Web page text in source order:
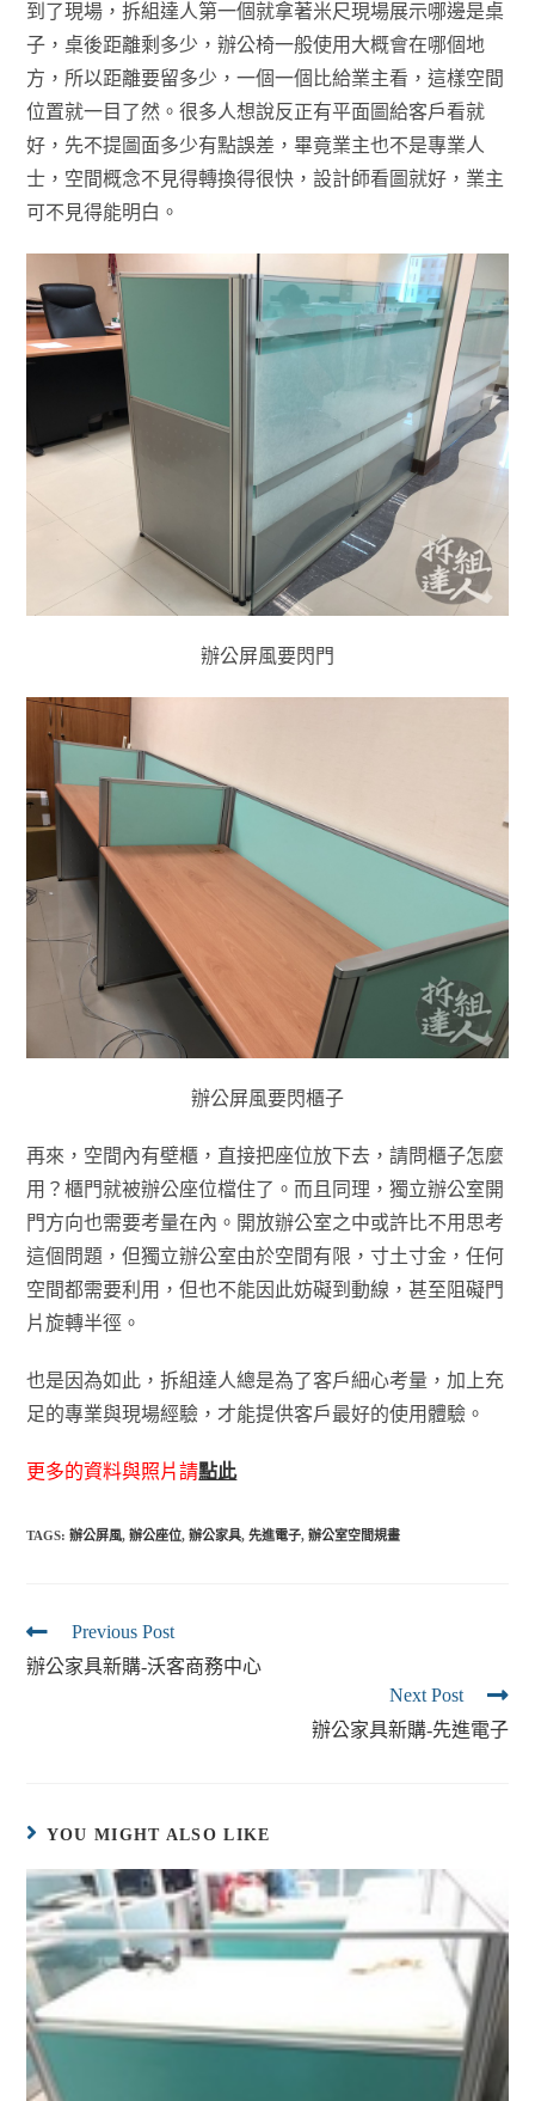
到了現場，拆組達人第一個就拿著米尺現場展示哪邊是桌
子，桌後距離剩多少，辦公椅一般使用大概會在哪個地
方，所以距離要留多少，一個一個比給業主看，這樣空間
位置就一目了然。很多人想說反正有平面圖給客戶看就
好，先不提圖面多少有點誤差，畢竟業主也不是專業人
士，空間概念不見得轉換得很快，設計師看圖就好，業主
可不見得能明白。
辦公屏風要閃門
辦公屏風要閃櫃子
再來，空間內有壁櫃，直接把座位放下去，請問櫃子怎麼
用？櫃門就被辦公座位檔住了。而且同理，獨立辦公室開
門方向也需要考量在內。開放辦公室之中或許比不用思考
這個問題，但獨立辦公室由於空間有限，寸土寸金，任何
空間都需要利用，但也不能因此妨礙到動線，甚至阻礙門
片旋轉半徑。
也是因為如此，拆組達人總是為了客戶細心考量，加上充
足的專業與現場經驗，才能提供客戶最好的使用體驗。
更多的資料與照片請點此
TAGS:辦公屏風, 辦公座位, 辦公家具, 先進電子, 辦公室空間規畫
Previous Post
辦公家具新購-沃客商務中心
Next Post
辦公家具新購-先進電子
YOU MIGHT ALSO LIKE